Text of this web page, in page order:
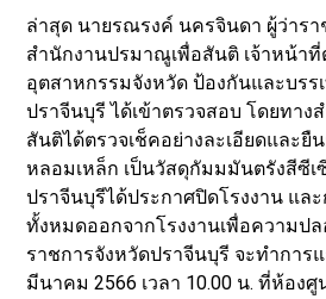
ล่าสุด นายรณรงค์ นครจินดา ผู้ว่าร
สำนักงานปรมาณูเพื่อสันติ เจ้าหน้าที่
อุตสาหกรรมจังหวัด ป้องกันและบร
ปราจีนบุรี ได้เข้าตรวจสอบ โดยทา
สันติได้ตรวจเช็คอย่างละเอียดและยื
หลอมเหล็ก เป็นวัสดุกัมมมันตรังสีซีเ
ปราจีนบุรีได้ประกาศปิดโรงงาน แ
ทั้งหมดออกจากโรงงานเพื่อความป
ราชการจังหวัดปราจีนบุรี จะทำการ
มีนาคม 2566 เวลา 10.00 น. ที่ห้องศู